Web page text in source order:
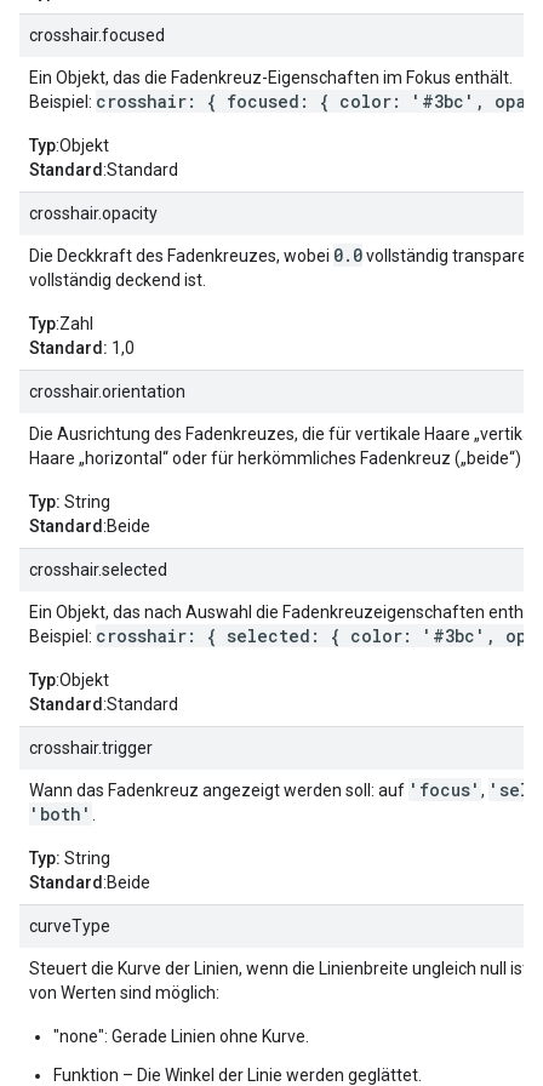
crosshair.focused
Ein Objekt, das die Fadenkreuz-Eigenschaften im Fokus enthält.
Beispiel: crosshair: { focused: { color: '#3bc',
Typ:Objekt
Standard:Standard
crosshair.opacity
Die Deckkraft des Fadenkreuzes, wobei 0.0vollständig
vollständig deckend ist.
Typ:Zahl
Standard: 1,0
crosshair.orientation
Die Ausrichtung des Fadenkreuzes, die für vertikale Haare
Haare „horizontal“ oder für herkömmliches Fadenkreuz („beide“)
Typ: String
Standard:Beide
crosshair.selected
Ein Objekt, das nach Auswahl die Fadenkreuzeigenschaften
Beispiel: crosshair: { selected: { color: '#3bc',
Typ:Objekt
Standard:Standard
crosshair.trigger
Wann das Fadenkreuz angezeigt werden soll: auf 'focus' ,
'both'
Typ: String
Standard:Beide
curveType
Steuert die Kurve der Linien, wenn die Linienbreite ungleich null ist.
von Werten sind möglich:
"none": Gerade Linien ohne Kurve.
Funktion – Die Winkel der Linie werden geglättet.